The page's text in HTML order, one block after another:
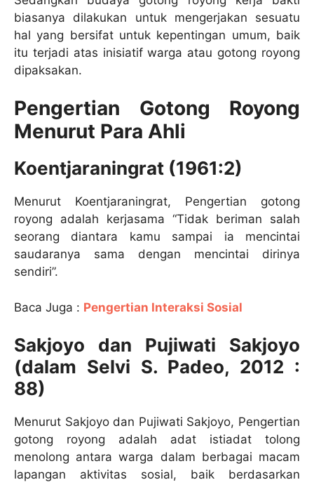
biasanya dilakukan untuk mengerjakan sesuatu
hal yang bersifat untuk kepentingan umum, baik
itu terjadi atas inisiatif warga atau gotong royong
dipaksakan.
Pengertian Gotong Royong
Menurut Para Ahli
Koentjaraningrat (1961:2)
Menurut Koentjaraningrat, Pengertian gotong
royong adalah kerjasama “Tidak beriman salah
seorang diantara kamu sampai ia mencintai
saudaranya sama dengan mencintai dirinya
sendiri”.
Baca Juga : Pengertian Interaksi Sosial
Sakjoyo dan Pujiwati Sakjoyo
(dalam Selvi S. Padeo, 2012 :
88)
Menurut Sakjoyo dan Pujiwati Sakjoyo, Pengertian
gotong royong adalah adat istiadat tolong
menolong antara warga dalam berbagai macam
lapangan aktivitas sosial, baik berdasarkan